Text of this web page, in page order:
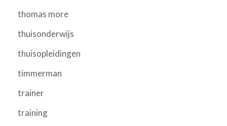
thomas more
thuisonderwijs
thuisopleidingen
timmerman
trainer
training